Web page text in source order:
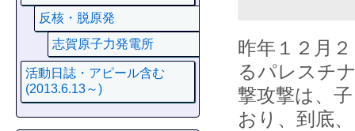
昨年１２月
るパレスチ
撃攻撃は、
おり、到底
反核・脱原発
志賀原子力発電所
活動日誌・アピール含む
(2013.6.13～)